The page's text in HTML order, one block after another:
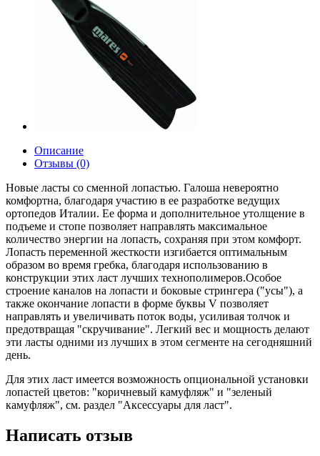
Описание
Отзывы (0)
Новые ласты со сменной лопастью. Галоша невероятно
комфортна, благодаря участию в ее разработке ведущих
ортопедов Италии. Ее форма и дополнительное утолщение в
подъеме и стопе позволяет направлять максимальное
количество энергии на лопасть, сохраняя при этом комфорт.
Лопасть переменной жесткости изгибается оптимальным
образом во время гребка, благодаря использованию в
конструкции этих ласт лучших технополимеров.Особое
строение каналов на лопасти и боковые стрингера ("усы"), а
также окончание лопасти в форме буквы V позволяет
направлять и увеличивать поток воды, усиливая толчок и
предотвращая "скручивание". Легкий вес и мощность делают
эти ласты одними из лучших в этом сегменте на сегодняшний
день.
Для этих ласт имеется возможность опциональной установки
лопастей цветов: "коричневый камуфляж" и "зеленый
камуфляж", см. раздел "Аксессуары для ласт".
Написать отзыв